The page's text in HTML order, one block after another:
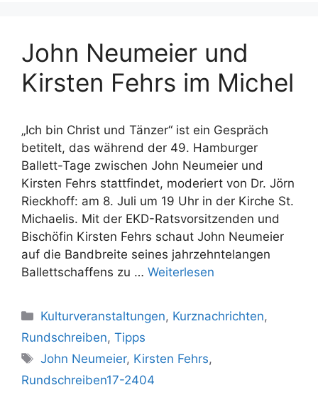
John Neumeier und
Kirsten Fehrs im Michel
„Ich bin Christ und Tänzer“ ist ein Gespräch
betitelt, das während der 49. Hamburger
Ballett-Tage zwischen John Neumeier und
Kirsten Fehrs stattfindet, moderiert von Dr. Jörn
Rieckhoff: am 8. Juli um 19 Uhr in der Kirche St.
Michaelis. Mit der EKD-Ratsvorsitzenden und
Bischöfin Kirsten Fehrs schaut John Neumeier
auf die Bandbreite seines jahrzehntelangen
Ballettschaffens zu … Weiterlesen
Kategorien
Kulturveranstaltungen, Kurznachrichten,
Rundschreiben, Tipps
Schlagwörter
John Neumeier, Kirsten Fehrs,
Rundschreiben17-2404